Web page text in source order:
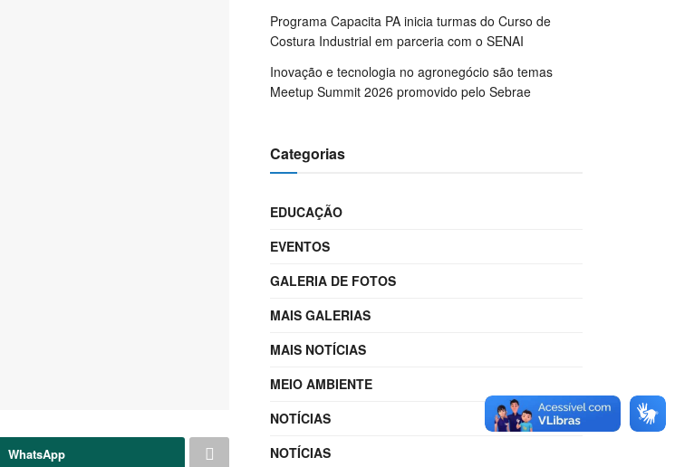
WhatsApp
Programa Capacita PA inicia turmas do Curso de
Costura Industrial em parceria com o SENAI
Inovação e tecnologia no agronegócio são temas
Meetup Summit 2026 promovido pelo Sebrae
Categorias
EDUCAÇÃO
EVENTOS
GALERIA DE FOTOS
MAIS GALERIAS
MAIS NOTÍCIAS
MEIO AMBIENTE
NOTÍCIAS
NOTÍCIAS